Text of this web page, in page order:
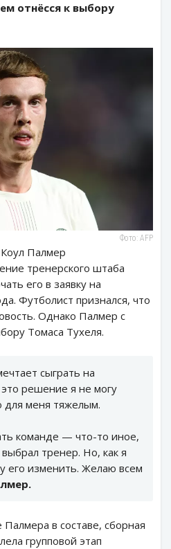
отнёсся к выбору
Фото: AFP
Палмер
тренерского штаба
его в заявку на
Футболист признался, что
Однако Палмер с
Томаса Тухеля.
сыграть на
решение я не могу
для меня тяжелым.
команде — что-то иное,
тренер. Но, как я
его изменить. Желаю всем
в составе, сборная
групповой этап